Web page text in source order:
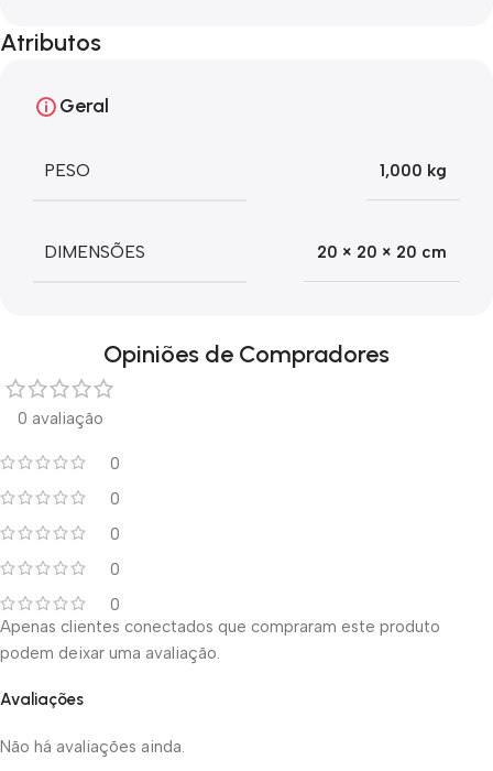
Atributos
Geral
PESO 1,000 kg
DIMENSÕES 20 × 20 × 20 cm
Opiniões de Compradores
0 avaliação
0
0
0
0
0
Avaliações
Não há avaliações ainda.
Apenas clientes conectados que compraram este produto
podem deixar uma avaliação.